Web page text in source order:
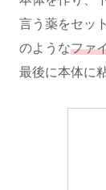
言う薬をセッ
のようなファ
最後に本体に